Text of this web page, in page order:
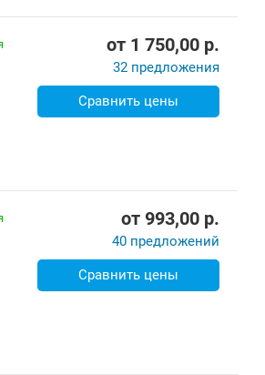
от 1 750,00 p.
32 предложения
Сравнить цены
от 993,00 p.
40 предложений
Сравнить цены